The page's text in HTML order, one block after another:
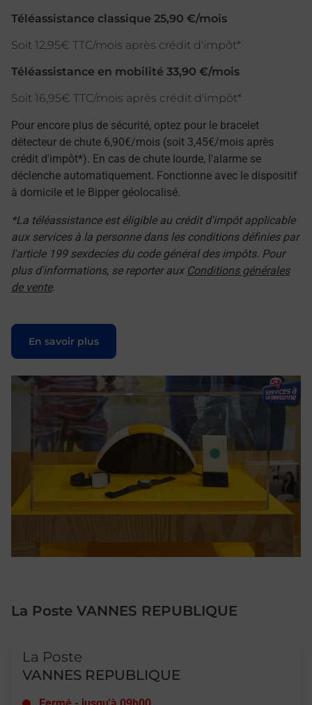
Téléassistance classique 25,90 €/mois
Soit 12,95€ TTC/mois après crédit d'impôt*
Téléassistance en mobilité 33,90 €/mois
Soit 16,95€ TTC/mois après crédit d'impôt*
Pour encore plus de sécurité, optez pour le bracelet
détecteur de chute 6,90€/mois (soit 3,45€/mois après
crédit d'impôt*). En cas de chute lourde, l'alarme se
déclenche automatiquement. Fonctionne avec le dispositif
à domicile et le Bipper géolocalisé.
*La téléassistance est éligible au crédit d'impôt applicable
aux services à la personne dans les conditions définies par
l'article 199 sexdecies du code général des impôts. Pour
plus d'informations, se reporter aux Conditions générales
de vente.
En savoir plus
Le lien s'ouvre dans un nouvel onglet
La Poste VANNES REPUBLIQUE
La Poste
VANNES REPUBLIQUE